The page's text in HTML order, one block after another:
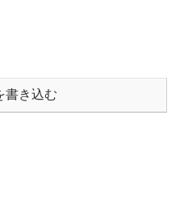
書き込む